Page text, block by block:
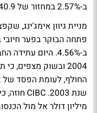
ב-2.57% במחזור של 40.9 מיליון שקל - הגדול בבורסה.
ב-4.56%. היום